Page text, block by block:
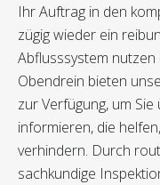
Ihr Auftrag in den
zügig wieder ein
Abflusssystem nutzen
Obendrein bieten
zur Verfügung, um
informieren, die
verhindern. Durch
sachkundige